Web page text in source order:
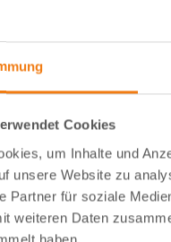
Cookies
um Inhalte und
unsere Website zu
Partner für soziale
weiteren Daten